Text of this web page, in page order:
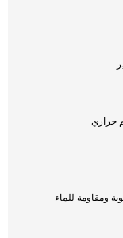
حراري
ومقاومة للماء